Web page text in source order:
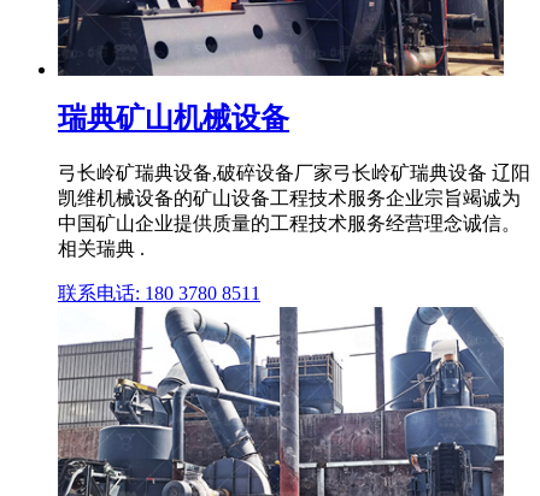
瑞典矿山机械设备
弓长岭矿瑞典设备,破碎设备厂家弓长岭矿瑞典设备 辽阳
凯维机械设备的矿山设备工程技术服务企业宗旨竭诚为
中国矿山企业提供质量的工程技术服务经营理念诚信。
相关瑞典 .
联系电话: 180 3780 8511